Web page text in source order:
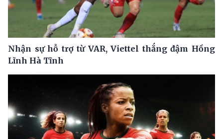
Nhận sự hỗ trợ từ VAR, Viettel thắng đậm Hồng
Lĩnh Hà Tĩnh